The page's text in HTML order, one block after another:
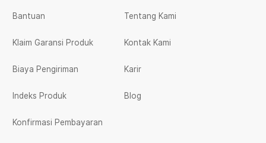
Bantuan
Klaim Garansi Produk
Biaya Pengiriman
Indeks Produk
Konfirmasi Pembayaran
Tentang Kami
Kontak Kami
Karir
Blog